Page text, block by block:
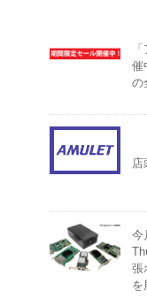
催
の
店
今
張
を